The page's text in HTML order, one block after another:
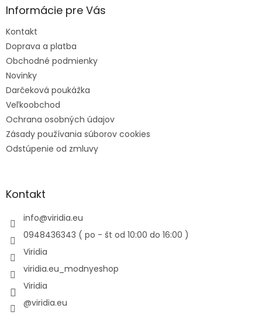
Informácie pre Vás
Kontakt
Doprava a platba
Obchodné podmienky
Novinky
Darčeková poukážka
Veľkoobchod
Ochrana osobných údajov
Zásady používania súborov cookies
Odstúpenie od zmluvy
Kontakt
info@viridia.eu
0948436343 ( po - št od 10:00 do 16:00 )
Viridia
viridia.eu_modnyeshop
Viridia
@viridia.eu